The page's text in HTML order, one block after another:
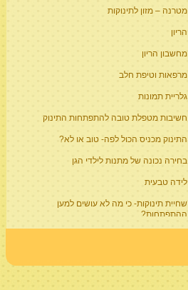
מטרנה – מזון לתינוקות
הריון
מחשבון הריון
מרפאות וטיפת חלב
גלריית תמונות
חשיבות מטפלת טובה להתפתחות התינוק
התינוק מכניס הכול לפה- טוב או לא?
בחירה נכונה של מתנות לילדי הגן
לידה טבעית
שחיית תינוקות- כי מה לא עושים למען
ההתפתחות?